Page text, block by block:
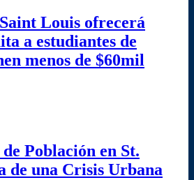
Louis ofrecerá
a estudiantes de
menos de $60mil
Población en St.
de una Crisis Urbana